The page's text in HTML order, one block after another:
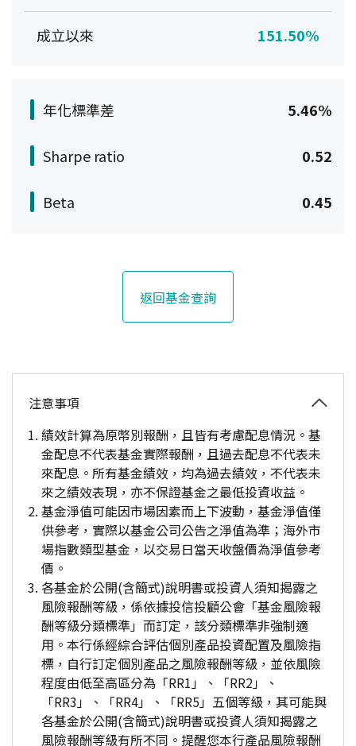
成立以來 151.50%
年化標準差 5.46%
Sharpe ratio 0.52
Beta 0.45
返回基金查詢
注意事項
績效計算為原幣別報酬，且皆有考慮配息情況。基
金配息不代表基金實際報酬，且過去配息不代表未
來配息。所有基金績效，均為過去績效，不代表未
來之績效表現，亦不保證基金之最低投資收益。
基金淨值可能因市場因素而上下波動，基金淨值僅
供參考，實際以基金公司公告之淨值為準；海外市
場指數類型基金，以交易日當天收盤價為淨值參考
價。
各基金於公開(含簡式)說明書或投資人須知揭露之
風險報酬等級，係依據投信投顧公會「基金風險報
酬等級分類標準」而訂定，該分類標準非強制適
用。本行係經綜合評估個別產品投資配置及風險指
標，自行訂定個別產品之風險報酬等級，並依風險
程度由低至高區分為「RR1」、「RR2」、
「RR3」、「RR4」、「RR5」五個等級，其可能與
各基金於公開(含簡式)說明書或投資人須知揭露之
風險報酬等級有所不同。提醒您本行產品風險報酬